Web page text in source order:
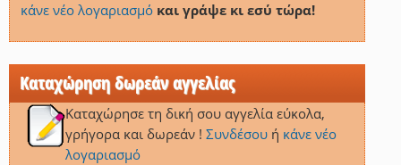
κάνε νέο λογαριασμό και γράψε κι εσύ τώρα!
Καταχώρηση δωρεάν αγγελίας
Καταχώρησε τη δική σου αγγελία εύκολα,
γρήγορα και δωρεάν ! Συνδέσουή κάνε νέο
λογαριασμό